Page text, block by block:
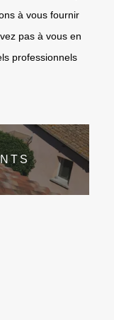
à vous fournir
pas à vous en
professionnels